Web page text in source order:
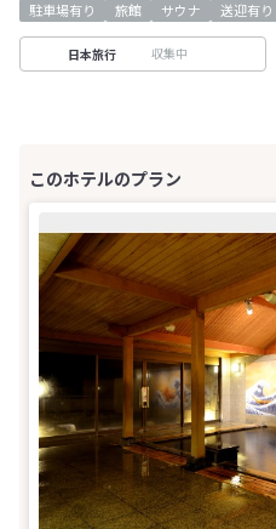
駐車場有り 旅館 サウナ 送迎有り
日本旅行 収集中